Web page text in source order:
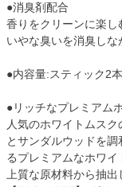
●消臭剤配合
香りをクリーンに楽し
いやな臭いを消臭しな
●内容量:スティック2
●リッチなプレミアム
人気のホワイトムス
とサンダルウッドを
るプレミアムなホワイ
上質な原材料から抽出